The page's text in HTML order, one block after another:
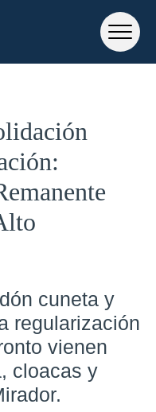
cuneta y
regularización
vienen
cloacas y